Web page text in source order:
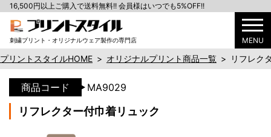
刺繍プリント・オリジナルウェア製作の専門店 MENU
16,500円以上ご購入で送料無料!! 会員様はいつでも5%OFF!!
プリントスタイルHOME > オリジナルプリント商品一覧 > リフレク
商品コード MA9029
リフレクター付巾着リュック